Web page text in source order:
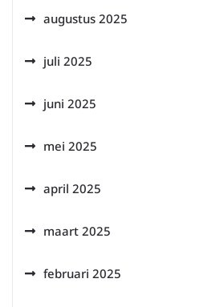
augustus 2025
juli 2025
juni 2025
mei 2025
april 2025
maart 2025
februari 2025